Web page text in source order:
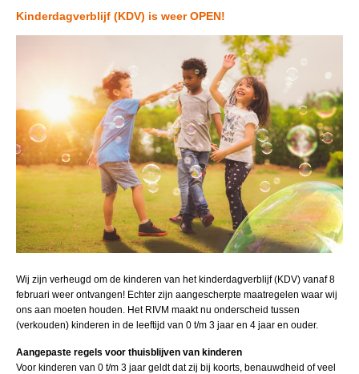
Kinderdagverblijf (KDV) is weer OPEN!
Wij zijn verheugd om de kinderen van het kinderdagverblijf (KDV) vanaf 8
februari weer ontvangen! Echter zijn aangescherpte maatregelen waar wij
ons aan moeten houden. Het RIVM maakt nu onderscheid tussen
(verkouden) kinderen in de leeftijd van 0 t/m 3 jaar en 4 jaar en ouder.
Aangepaste regels voor thuisblijven van kinderen
Voor kinderen van 0 t/m 3 jaar geldt dat zij bij koorts, benauwdheid of veel